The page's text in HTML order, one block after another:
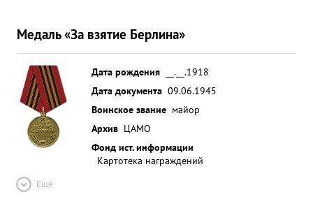
Медаль «За взятие Берлина»
Дата рождения
__.__.1918
Дата документа 09.06.1945
Воинское звание майор
Архив ЦАМО
Фонд ист. информации
Картотека награждений
Ещё